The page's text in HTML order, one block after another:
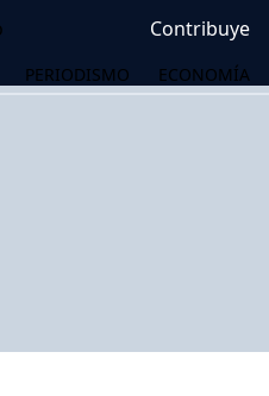
Contribuye
PERIODISMO ECONOMÍA